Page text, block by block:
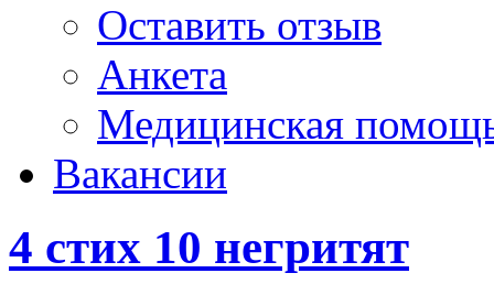
Оставить отзыв
Анкета
Медицинская
Вакансии
4 стих 10 негритят